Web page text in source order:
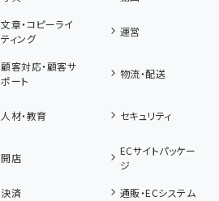
文章・コピーライ
ティング
運営
顧客対応・顧客サ
ポート
物流・配送
人材・教育 セキュリティ
開店
ECサイトパッケー
ジ
決済
通販・ECシステム